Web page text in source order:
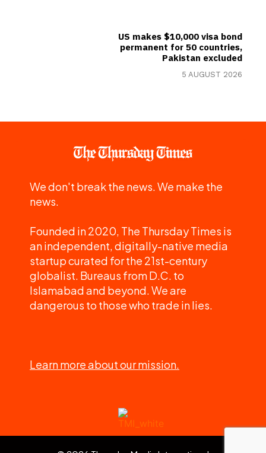
US makes $10,000 visa bond
permanent for 50 countries,
Pakistan excluded
5 AUGUST 2026
We don't break the news. We make the
news.
Founded in 2020, The Thursday Times is
an independent, digitally-native media
startup curated for the 21st-century
globalist. Bureaus from D.C. to
Islamabad and beyond. We are
dangerous to those who trade in lies.
Learn more about our mission.